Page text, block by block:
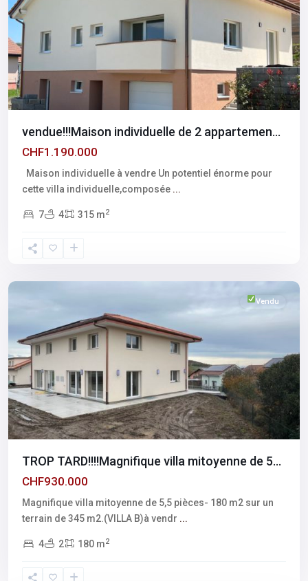
vendue!!!Maison individuelle de 2 appartemen...
CHF1.190.000
Maison individuelle à vendre Un potentiel énorme pour
cette villa individuelle,composée ...
7 4 315 m2
Fribourg,
devant-
Vendu
TROP TARD!!!!Magnifique villa mitoyenne de 5...
CHF930.000
Magnifique villa mitoyenne de 5,5 pièces- 180 m2 sur un
terrain de 345 m2.(VILLA B)à vendr ...
4 2 180 m2
Fribourg,